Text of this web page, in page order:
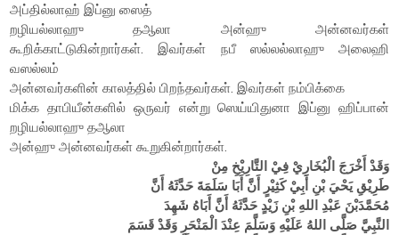
அப்தில்லாஹ் இப்னு ஸைத்
றழியல்லாஹு தஆலா அன்ஹு அன்னவர்கள்
கூறிக்காட்டுகின்றார்கள். இவர்கள் நபீ ஸல்லல்லாஹு அலைஹி
வஸல்லம்
அன்னவர்களின் காலத்தில் பிறந்தவர்கள். இவர்கள் நம்பிக்கை
மிக்க தாபியீன்களில் ஒருவர் என்று ஸெய்யிதுனா இப்னு ஹிப்பான்
றழியல்லாஹு தஆலா
அன்ஹு அன்னவர்கள் கூறுகின்றார்கள்.
وَقَدْ أَخْرَجَ الْبُخَارِيْ فِيْ التَّارِيْخِ مِنْ
طَرِيْقِ يَحْيَ بْنِ أَبِيْ كَثِيْرٍ أَنَّ أَبَا سَلَمَةَ حَدَّثَهُ أَنَّ
مُحَمَّدَبْنَ عَبْدِ اللهِ بْنِ زَيْدٍ حَدَّثَهُ أَنَّ أَبَاهُ شَهِدَ
النَّبِيَّ صَلَّى اللهُ عَلَيْهِ وَسَلَّمَ عِنْدَ الْمَنْحَرِ وَقَدْ قَسَمَ